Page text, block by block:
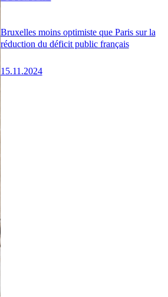
Bruxelles moins optimiste que Paris sur la
réduction du déficit public français
15.11.2024